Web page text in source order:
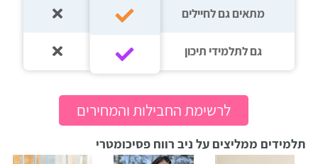
מתאים גם לחיילים
גם לתלמידי תיכון‎‏
לרשימת החבילות והמחירים
תלמידים ממליצים על ניב רווח פסיכומטרי